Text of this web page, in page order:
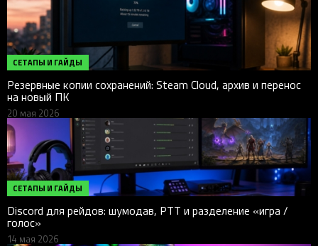
СЕТАПЫ И ГАЙДЫ
Резервные копии сохранений: Steam Cloud, архив и перенос
на новый ПК
20 мая 2026
СЕТАПЫ И ГАЙДЫ
Discord для рейдов: шумодав, PTT и разделение «игра /
голос»
14 мая 2026